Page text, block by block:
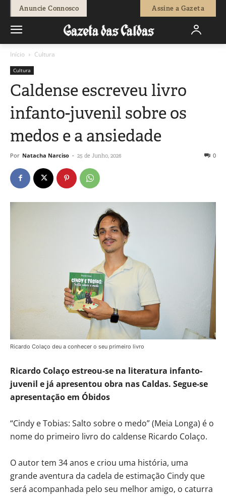
Anuncie Connosco Assine a Gazeta
Início Cultura
Cultura
Caldense escreveu livro
infanto-juvenil sobre os
medos e a ansiedade
Por Natacha Narciso - 25 de Junho, 2026 0
Ricardo Colaço deu a conhecer o seu primeiro livro
Ricardo Colaço estreou-se na literatura infanto-
juvenil e já apresentou obra nas Caldas. Segue-se
apresentação em Óbidos
“Cindy e Tobias: Salto sobre o medo” (Meia Longa) é o
nome do primeiro livro do caldense Ricardo Colaço.
O autor tem 34 anos e criou uma história, uma
grande aventura da cadela de estimação Cindy que
será acompanhada pelo seu melhor amigo, o caturra